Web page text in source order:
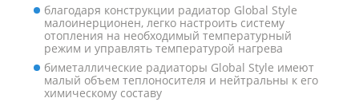
благодаря конструкции радиатор Global Style
малоинерционен, легко настроить систему
отопления на необходимый температурный
режим и управлять температурой нагрева
биметаллические радиаторы Global Style имеют
малый объем теплоносителя и нейтральны к его
химическому составу